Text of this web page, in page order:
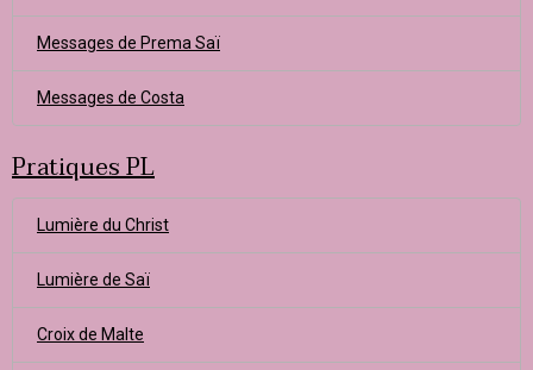
Messages de Prema Saï
Messages de Costa
Pratiques PL
Lumière du Christ
Lumière de Saï
Croix de Malte